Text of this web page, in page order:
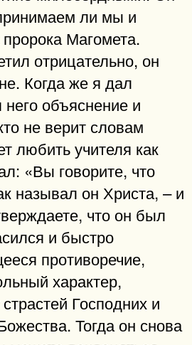
ли мы и
Магомета.
отрицательно, он
Когда же я дал
объяснение и
не верит словам
любить учителя как
«Вы говорите, что
называл он Христа, – и
что он был
и быстро
противоречие,
характер,
Господних и
Тогда он снова